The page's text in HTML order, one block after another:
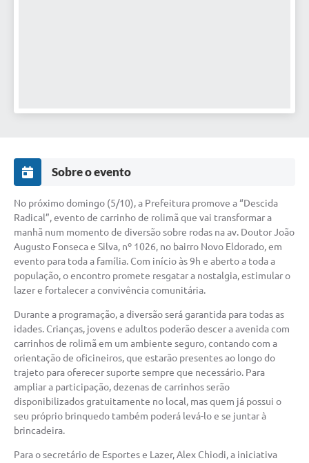
Sobre o evento
No próximo domingo (5/10), a Prefeitura promove a “Descida
Radical”, evento de carrinho de rolimã que vai transformar a
manhã num momento de diversão sobre rodas na av. Doutor João
Augusto Fonseca e Silva, nº 1026, no bairro Novo Eldorado, em
evento para toda a família. Com início às 9h e aberto a toda a
população, o encontro promete resgatar a nostalgia, estimular o
lazer e fortalecer a convivência comunitária.
Durante a programação, a diversão será garantida para todas as
idades. Crianças, jovens e adultos poderão descer a avenida com
carrinhos de rolimã em um ambiente seguro, contando com a
orientação de oficineiros, que estarão presentes ao longo do
trajeto para oferecer suporte sempre que necessário. Para
ampliar a participação, dezenas de carrinhos serão
disponibilizados gratuitamente no local, mas quem já possui o
seu próprio brinquedo também poderá levá-lo e se juntar à
brincadeira.
Para o secretário de Esportes e Lazer, Alex Chiodi, a iniciativa